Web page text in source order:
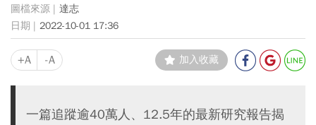
達志
2022-10-01 17:36
+A -A 加入收藏
一篇追蹤逾40萬人、12.5年的最新研究報告揭